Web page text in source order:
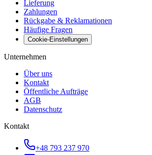
Lieferung
Zahlungen
Rückgabe & Reklamationen
Häufige Fragen
Cookie-Einstellungen
Unternehmen
Über uns
Kontakt
Öffentliche Aufträge
AGB
Datenschutz
Kontakt
+48 793 237 970